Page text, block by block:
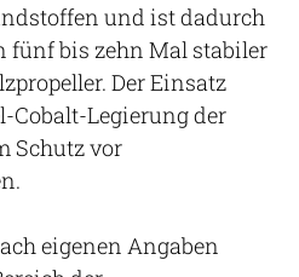
und ist dadurch
fünf bis zehn Mal stabiler
Der Einsatz
Cobalt-Legierung der
Schutz vor
eigenen Angaben